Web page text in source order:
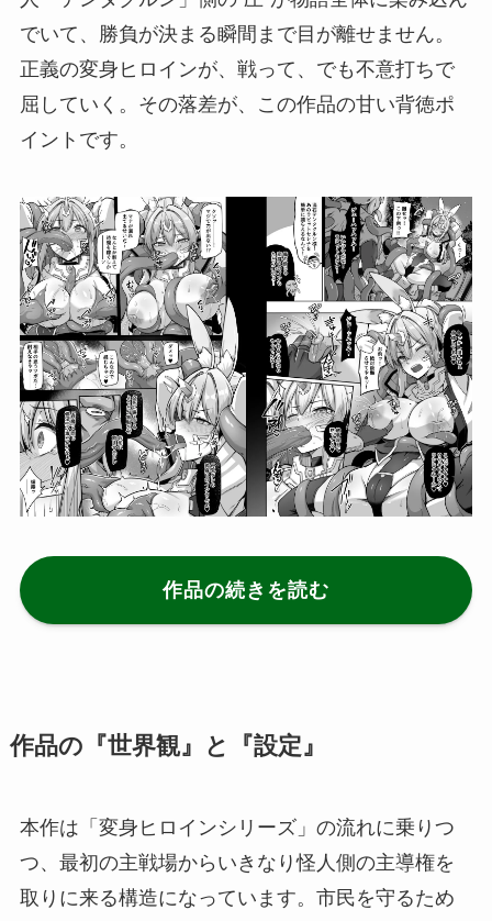
でいて、勝負が決まる瞬間まで目が離せません。
正義の変身ヒロインが、戦って、でも不意打ちで
屈していく。その落差が、この作品の甘い背徳ポ
イントです。
作品の続きを読む
作品の『世界観』と『設定』
本作は「変身ヒロインシリーズ」の流れに乗りつ
つ、最初の主戦場からいきなり怪人側の主導権を
取りに来る構造になっています。市民を守るため